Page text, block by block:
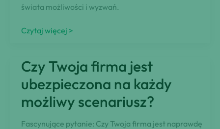
świata możliwości i wyzwań.
Małe
przedsiębiorstwa:
różnorodne
strategie
finansowania
Czytaj więcej >
Czy Twoja firma jest
ubezpieczona na każdy
możliwy scenariusz?
Fascynujące pytanie: Czy Twoja firma jest naprawdę